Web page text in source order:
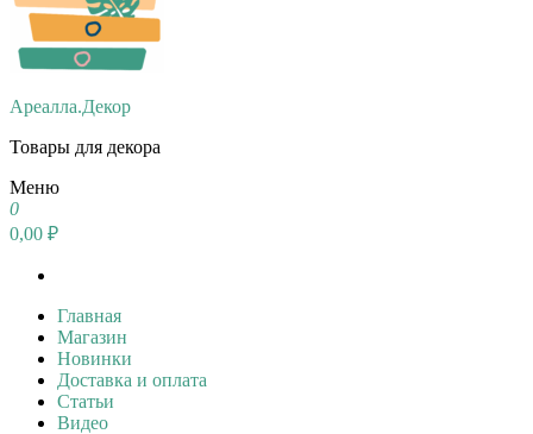
Ареалла.Декор
Товары для декора
Меню
0
0,00 ₽
Главная
Магазин
Новинки
Доставка и оплата
Статьи
Видео